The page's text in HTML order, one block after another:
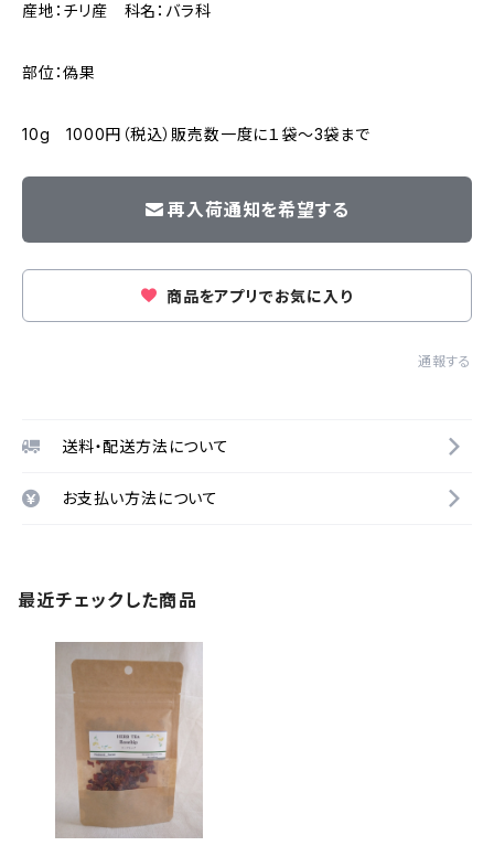
産地：チリ産 科名：バラ科
部位：偽果
10g 1000円（税込）販売数一度に１袋～3袋まで
再入荷通知を希望する
商品をアプリでお気に入り
通報する
送料・配送方法について
お支払い方法について
最近チェックした商品